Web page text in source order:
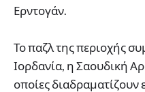
Ερντογάν.
Το παζλ της περιοχής
Ιορδανία, η Σαουδική
οποίες διαδραματίζουν